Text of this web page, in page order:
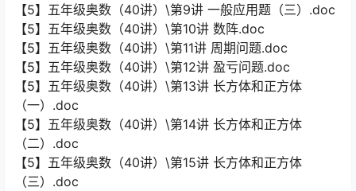
【5】五年级奥数（40讲）\第9讲 一般应用题（三）.doc
【5】五年级奥数（40讲）\第10讲 数阵.doc
【5】五年级奥数（40讲）\第11讲 周期问题.doc
【5】五年级奥数（40讲）\第12讲 盈亏问题.doc
【5】五年级奥数（40讲）\第13讲 长方体和正方体
（一）.doc
【5】五年级奥数（40讲）\第14讲 长方体和正方体
（二）.doc
【5】五年级奥数（40讲）\第15讲 长方体和正方体
（三）.doc